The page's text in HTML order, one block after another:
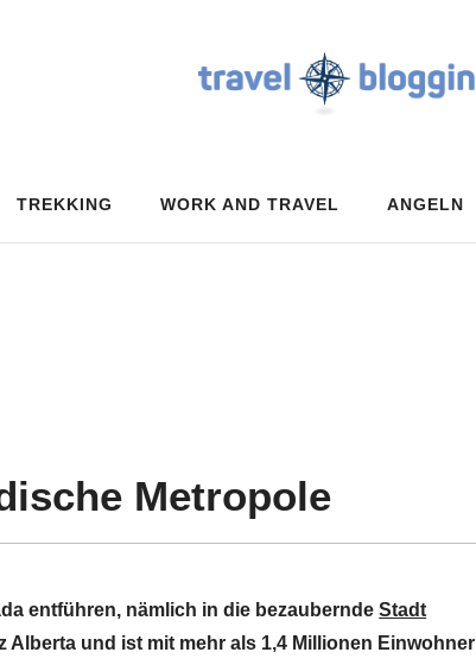
TREKKING WORK AND TRAVEL ANGELN
Metropole
entführen, nämlich in die bezauberndeStadt
und ist mit mehr als 1,4 Millionen Einwohner